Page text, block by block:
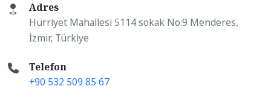
Adres
Hürriyet Mahallesi 5114 sokak No:9 Menderes,
İzmir, Türkiye
Telefon
+90 532 509 85 67